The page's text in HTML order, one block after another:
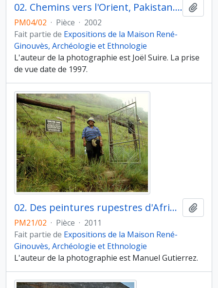
02. Chemins vers l'Orient, Pakistan. Turbat (province du Baloutchistan), bazar de Turbat, femme Baloutch
PM04/02 · Pièce · 2002
Fait partie de Expositions de la Maison René-
Ginouvès, Archéologie et Ethnologie
L'auteur de la photographie est Joël Suire. La prise
de vue date de 1997.
02. Des peintures rupestres d'Afrique australe. Afrique du Sud. La plupart des sites d'art rupestre sont protégés. Il faut donc se rendre sur place avec un guide qui ouvre le site aux visiteurs
PM21/02 · Pièce · 2011
Fait partie de Expositions de la Maison René-
Ginouvès, Archéologie et Ethnologie
L'auteur de la photographie est Manuel Gutierrez.